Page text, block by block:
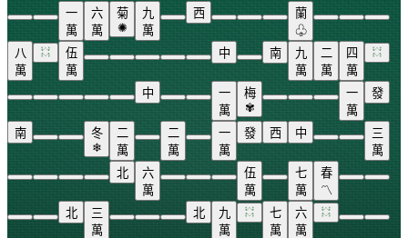
一
萬
六
萬
菊
✺
九
萬
西
蘭
♧
八
萬
伍
萬
中 南
九
萬
二
萬
四
萬
中
一
萬
梅
✾
一
萬
發
南
冬
❄
二
萬
二
萬
一
萬
發 西 中
三
萬
北
六
萬
伍
萬
七
萬
春
〽
北
三
萬
北
九
萬
七
萬
六
萬